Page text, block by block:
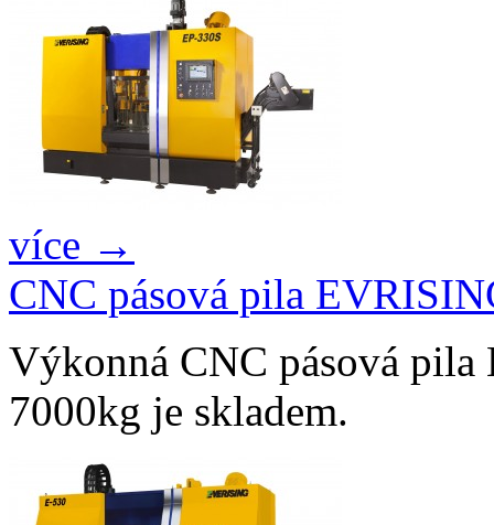
více →
CNC pásová pila
Výkonná CNC pásová
7000kg je skladem.